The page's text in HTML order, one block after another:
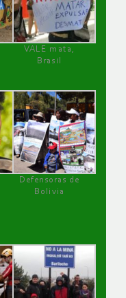
VALE mata,
Brasil
Defensoras de
Bolivia